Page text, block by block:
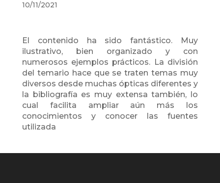
10/11/2021
El contenido ha sido fantástico. Muy
ilustrativo, bien organizado y con
numerosos ejemplos prácticos. La división
del temario hace que se traten temas muy
diversos desde muchas ópticas diferentes y
la bibliografía es muy extensa también, lo
cual facilita ampliar aún más los
conocimientos y conocer las fuentes
utilizada